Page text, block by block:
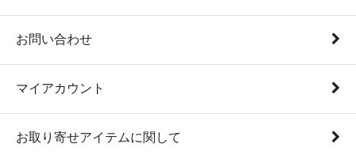
お問い合わせ
マイアカウント
お取り寄せアイテムに関して